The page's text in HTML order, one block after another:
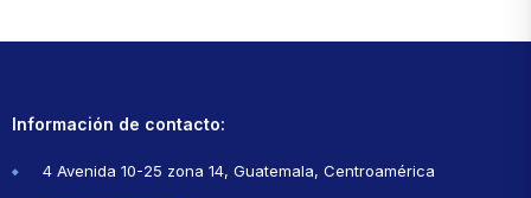
Información de contacto:
4 Avenida 10-25 zona 14, Guatemala, Centroamérica